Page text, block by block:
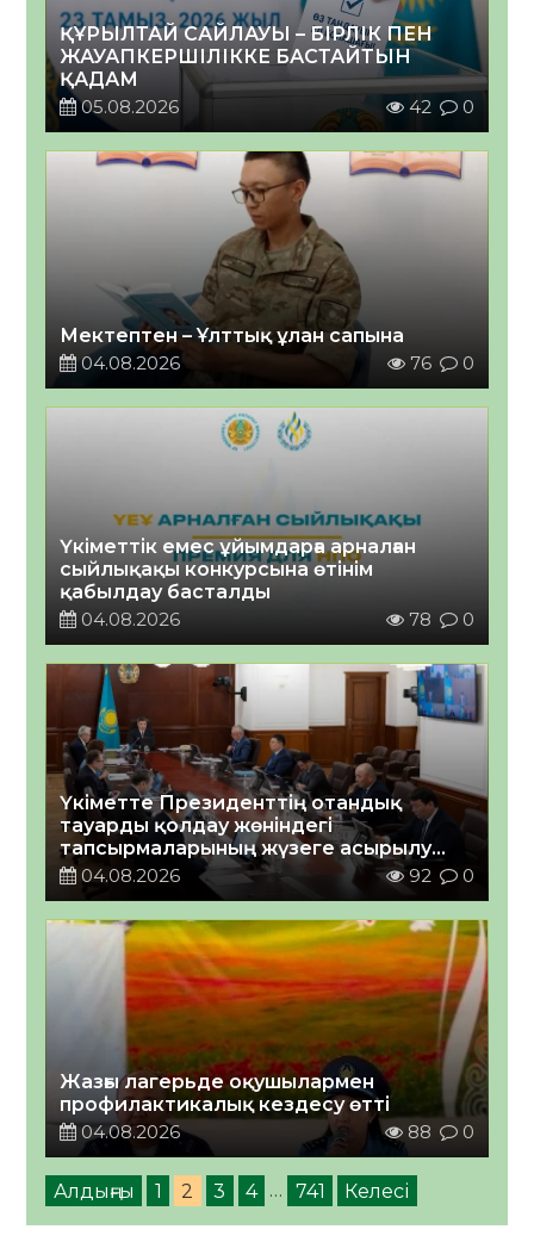
ҚҰРЫЛТАЙ САЙЛАУЫ – БІРЛІК ПЕН
ЖАУАПКЕРШІЛІККЕ БАСТАЙТЫН
ҚАДАМ
05.08.2026
42 0
Мектептен – Ұлттық ұлан сапына
04.08.2026
76 0
Үкіметтік емес ұйымдарға арналған
сыйлықақы конкурсына өтінім
қабылдау басталды
04.08.2026
78 0
Үкіметте Президенттің отандық
тауарды қолдау жөніндегі
тапсырмаларының жүзеге асырылу
барысы қаралуда
04.08.2026 92 0
Жазғы лагерьде оқушылармен
профилактикалық кездесу өтті
04.08.2026
88 0
Алдыңғы 1 2 3 4 … 741 Келесі